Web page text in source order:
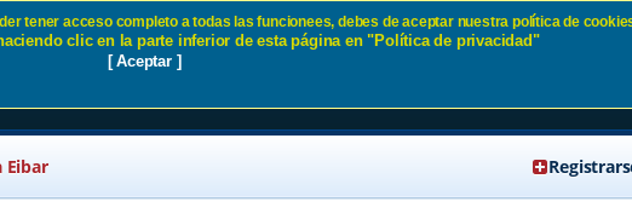
Eibar
tener acceso completo a todas las funcionees, debes de aceptar nuestra política de
clic en la parte inferior de esta página en "Política de privacidad"
[ Aceptar ]